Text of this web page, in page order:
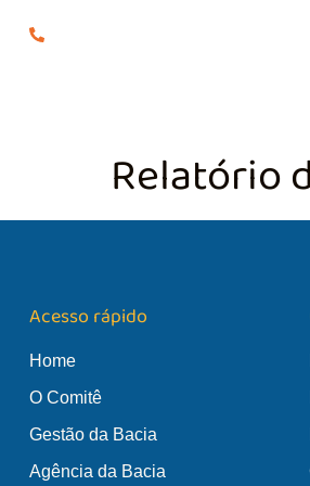
Relatório
Acesso rápido
Home
O Comitê
Gestão da Bacia
Agência da Bacia